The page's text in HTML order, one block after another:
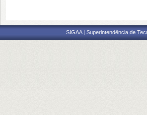
SIGAA | Superintendência de